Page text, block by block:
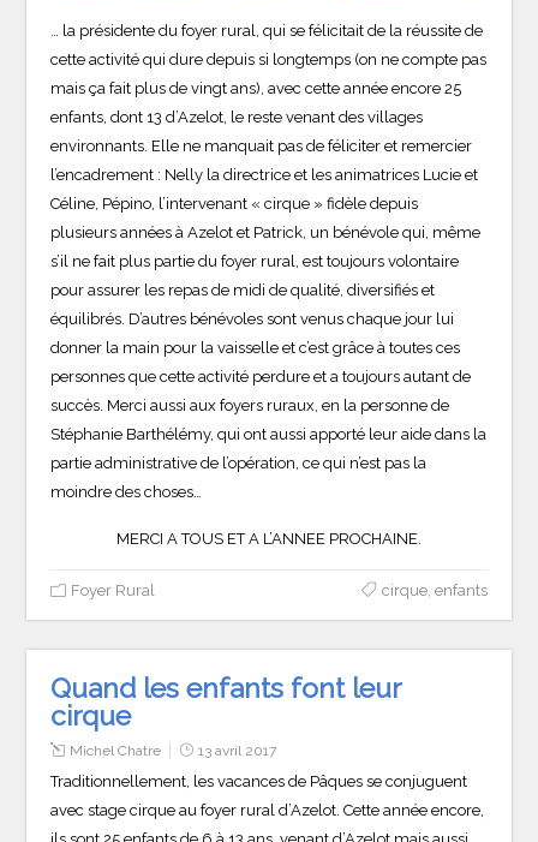
… la présidente du foyer rural, qui se félicitait de la réussite de
cette activité qui dure depuis si longtemps (on ne compte pas
mais ça fait plus de vingt ans), avec cette année encore 25
enfants, dont 13 d’Azelot, le reste venant des villages
environnants. Elle ne manquait pas de féliciter et remercier
l’encadrement : Nelly la directrice et les animatrices Lucie et
Céline, Pépino, l’intervenant « cirque » fidèle depuis
plusieurs années à Azelot et Patrick, un bénévole qui, même
s’il ne fait plus partie du foyer rural, est toujours volontaire
pour assurer les repas de midi de qualité, diversifiés et
équilibrés. D’autres bénévoles sont venus chaque jour lui
donner la main pour la vaisselle et c’est grâce à toutes ces
personnes que cette activité perdure et a toujours autant de
succès. Merci aussi aux foyers ruraux, en la personne de
Stéphanie Barthélémy, qui ont aussi apporté leur aide dans la
partie administrative de l’opération, ce qui n’est pas la
moindre des choses…
MERCI A TOUS ET A L’ANNEE PROCHAINE.
Foyer Rural cirque, enfants
Quand les enfants font leur
cirque
Michel Chatre 13 avril 2017
Traditionnellement, les vacances de Pâques se conjuguent
avec stage cirque au foyer rural d’Azelot. Cette année encore,